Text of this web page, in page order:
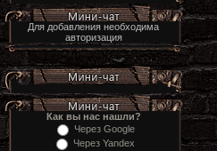
Для добавления необходима
авторизация
Как вы нас нашли?
Через Google
Через Yandex